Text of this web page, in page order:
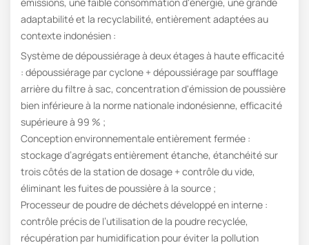
adaptabilité et la recyclabilité, entièrement adaptées au
contexte indonésien :
Système de dépoussiérage à deux étages à haute efficacité
: dépoussiérage par cyclone + dépoussiérage par soufflage
arrière du filtre à sac, concentration d'émission de poussière
bien inférieure à la norme nationale indonésienne, efficacité
supérieure à 99 % ;
Conception environnementale entièrement fermée :
stockage d’agrégats entièrement étanche, étanchéité sur
trois côtés de la station de dosage + contrôle du vide,
éliminant les fuites de poussière à la source ;
Processeur de poudre de déchets développé en interne :
contrôle précis de l’utilisation de la poudre recyclée,
récupération par humidification pour éviter la pollution